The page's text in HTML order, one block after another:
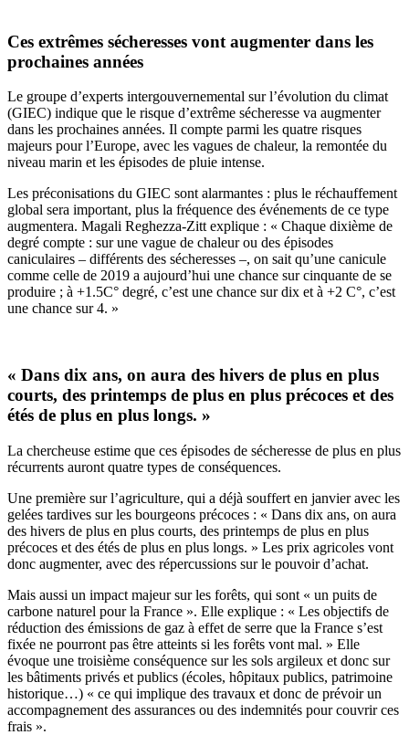
Ces extrêmes sécheresses vont augmenter dans les
prochaines années
Le groupe d’experts intergouvernemental sur l’évolution du climat
(GIEC) indique que le risque d’extrême sécheresse va augmenter
dans les prochaines années. Il compte parmi les quatre risques
majeurs pour l’Europe, avec les vagues de chaleur, la remontée du
niveau marin et les épisodes de pluie intense.
Les préconisations du GIEC sont alarmantes : plus le réchauffement
global sera important, plus la fréquence des événements de ce type
augmentera. Magali Reghezza-Zitt explique : « Chaque dixième de
degré compte : sur une vague de chaleur ou des épisodes
caniculaires – différents des sécheresses –, on sait qu’une canicule
comme celle de 2019 a aujourd’hui une chance sur cinquante de se
produire ; à +1.5C° degré, c’est une chance sur dix et à +2 C°, c’est
une chance sur 4. »
« Dans dix ans, on aura des hivers de plus en plus
courts, des printemps de plus en plus précoces et des
étés de plus en plus longs. »
La chercheuse estime que ces épisodes de sécheresse de plus en plus
récurrents auront quatre types de conséquences.
Une première sur l’agriculture, qui a déjà souffert en janvier avec les
gelées tardives sur les bourgeons précoces : « Dans dix ans, on aura
des hivers de plus en plus courts, des printemps de plus en plus
précoces et des étés de plus en plus longs. » Les prix agricoles vont
donc augmenter, avec des répercussions sur le pouvoir d’achat.
Mais aussi un impact majeur sur les forêts, qui sont « un puits de
carbone naturel pour la France ». Elle explique : « Les objectifs de
réduction des émissions de gaz à effet de serre que la France s’est
fixée ne pourront pas être atteints si les forêts vont mal. » Elle
évoque une troisième conséquence sur les sols argileux et donc sur
les bâtiments privés et publics (écoles, hôpitaux publics, patrimoine
historique…) « ce qui implique des travaux et donc de prévoir un
accompagnement des assurances ou des indemnités pour couvrir ces
frais ».